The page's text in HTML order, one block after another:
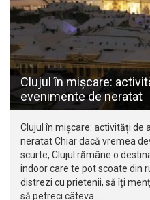
Clujul în mișcare:
evenimente de neratat
Clujul în mișcare: activități de
neratat Chiar dacă vremea
scurte, Clujul rămâne o
indoor care te pot scoate din
distrezi cu prietenii, să îți
să petreci câteva…